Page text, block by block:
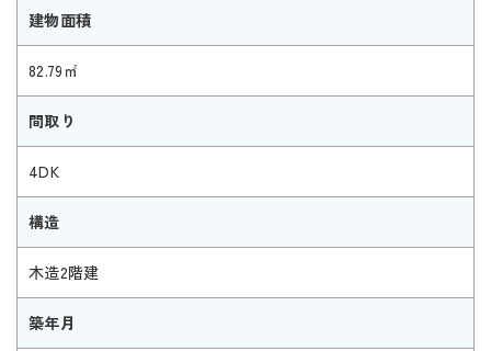
建物面積
82.79㎡
間取り
4DK
構造
木造2階建
築年月